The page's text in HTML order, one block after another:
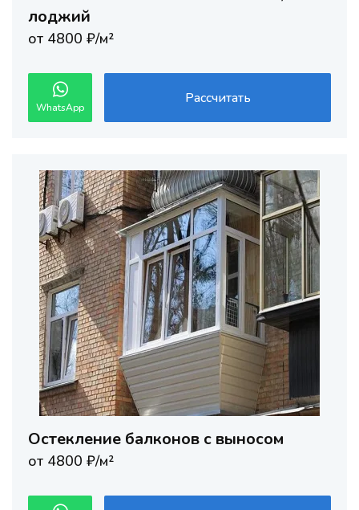
лоджий
от 4800 ₽/м²
WhatsApp
Рассчитать
Остекление балконов с выносом
от 4800 ₽/м²